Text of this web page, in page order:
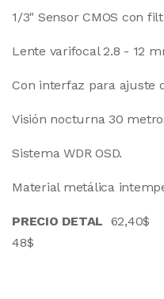
1/3" Sensor CMOS con
Lente varifocal 2.8 - 12
Con interfaz para ajuste
Visión nocturna 30
Sistema WDR OSD.
Material metálica
PRECIO DETAL
48$